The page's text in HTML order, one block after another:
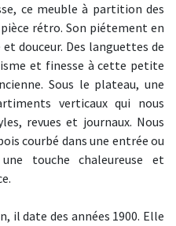
ce meuble à partition des
rétro. Son piétement en
douceur. Des languettes de
et finesse à cette petite
Sous le plateau, une
verticaux qui nous
revues et journaux. Nous
courbé dans une entrée ou
touche chaleureuse et
il date des années 1900. Elle